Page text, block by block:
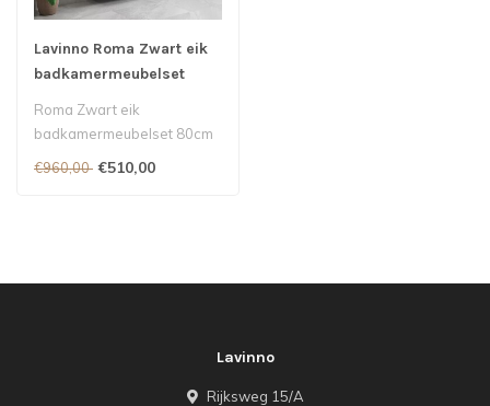
Lavinno Roma Zwart eik
badkamermeubelset
Roma Zwart eik
badkamermeubelset 80cm
€960,00 €510,00
Lavinno
Rijksweg 15/A